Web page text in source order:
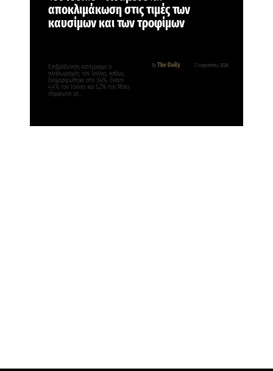
αποκλιμάκωση στις τιμές των
καυσίμων και των τροφίμων
By The Daily 7 Αυγούστου, 2026
Επιβράδυνση κατέγραψε ο
πληθωρισμός τον Ιούλιο, καθώς
διαμορφώθηκε στο 3,4%, έναντι
4,4% τον Ιούνιο και 5,2% τον Μάιο,
σύμφωνα με…